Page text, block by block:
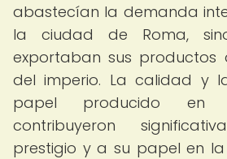
abastecían la demanda
la ciudad de Roma,
exportaban sus productos
del imperio. La calidad y
papel producido en
contribuyeron
prestigio y a su papel en